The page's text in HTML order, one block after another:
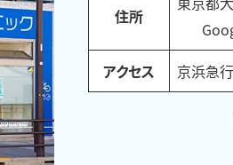
住所
アクセス
京浜急